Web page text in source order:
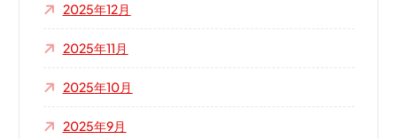
2025年12月
2025年11月
2025年10月
2025年9月